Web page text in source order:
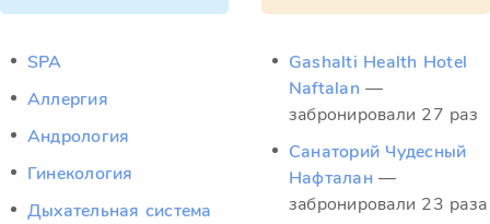
SPA
Аллергия
Андрология
Гинекология
Дыхательная система
Gashalti Health Hotel
Naftalan —
забронировали 27 раз
Санаторий Чудесный
Нафталан —
забронировали 23 раза